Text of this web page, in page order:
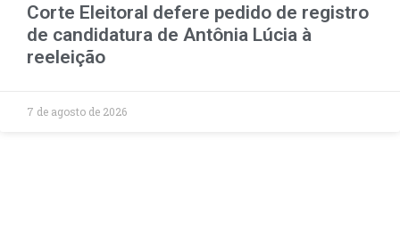
Corte Eleitoral defere pedido de registro
de candidatura de Antônia Lúcia à
reeleição
7 de agosto de 2026